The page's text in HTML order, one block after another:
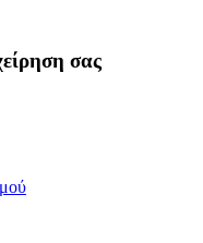
σας